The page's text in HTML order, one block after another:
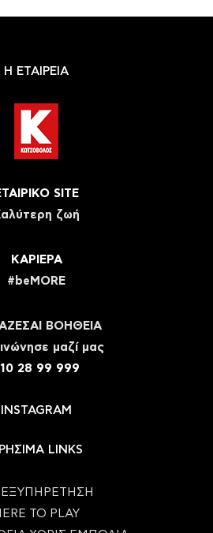
Η ΕΤΑΙΡΕΙΑ
SITE
ζωή
ΚΑΡΙΕΡΑ
#beMORE
ΒΟΗΘΕΙΑ
μαζί μας
28 99 999
INSTAGRAM
LINKS
ΕΞΥΠΗΡΕΤΗΣΗ
TO PLAY